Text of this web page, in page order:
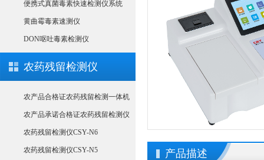
便携式真菌毒素快速检测仪系统
黄曲霉毒素速测仪
DON呕吐毒素检测仪
农药残留检测仪
农产品合格证农药残留检测一体机
农产品承诺合格证农药残留检测仪
农药残留检测仪CSY-N6
农药残留检测仪CSY-N5 产品描述